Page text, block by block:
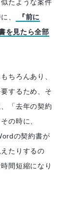
たような案件
、
『前に
を見たら全部
ちろんあり、
するため、そ
「去年の契約
の時に、
の契約書が
たりするの
間短縮になり